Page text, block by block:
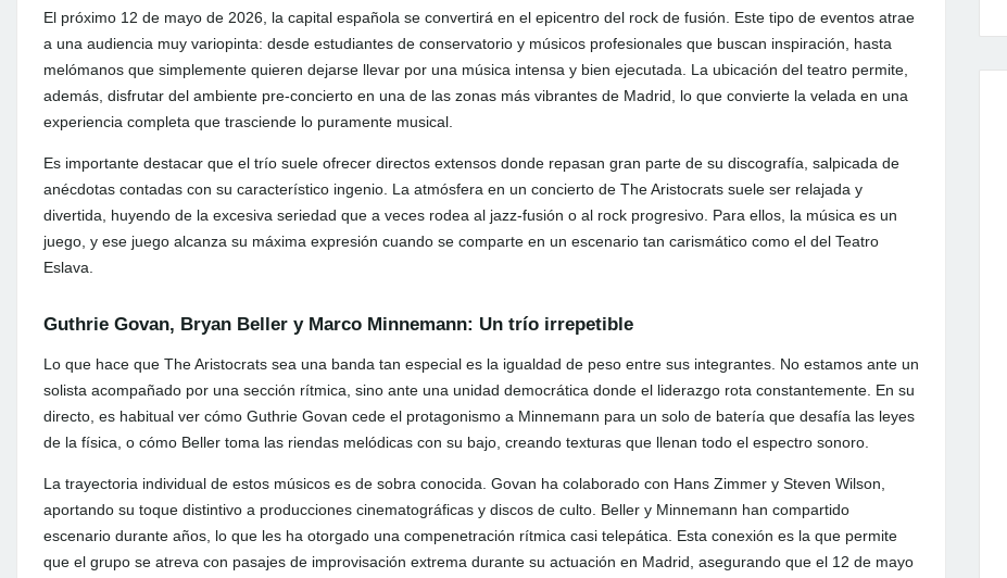
El próximo 12 de mayo de 2026, la capital española se convertirá en el epicentro del rock de fusión. Este tipo de eventos atrae
a una audiencia muy variopinta: desde estudiantes de conservatorio y músicos profesionales que buscan inspiración, hasta
melómanos que simplemente quieren dejarse llevar por una música intensa y bien ejecutada. La ubicación del teatro permite,
además, disfrutar del ambiente pre-concierto en una de las zonas más vibrantes de Madrid, lo que convierte la velada en una
experiencia completa que trasciende lo puramente musical.
Es importante destacar que el trío suele ofrecer directos extensos donde repasan gran parte de su discografía, salpicada de
anécdotas contadas con su característico ingenio. La atmósfera en un concierto de The Aristocrats suele ser relajada y
divertida, huyendo de la excesiva seriedad que a veces rodea al jazz-fusión o al rock progresivo. Para ellos, la música es un
juego, y ese juego alcanza su máxima expresión cuando se comparte en un escenario tan carismático como el del Teatro
Eslava.
Guthrie Govan, Bryan Beller y Marco Minnemann: Un trío irrepetible
Lo que hace que The Aristocrats sea una banda tan especial es la igualdad de peso entre sus integrantes. No estamos ante un
solista acompañado por una sección rítmica, sino ante una unidad democrática donde el liderazgo rota constantemente. En su
directo, es habitual ver cómo Guthrie Govan cede el protagonismo a Minnemann para un solo de batería que desafía las leyes
de la física, o cómo Beller toma las riendas melódicas con su bajo, creando texturas que llenan todo el espectro sonoro.
La trayectoria individual de estos músicos es de sobra conocida. Govan ha colaborado con Hans Zimmer y Steven Wilson,
aportando su toque distintivo a producciones cinematográficas y discos de culto. Beller y Minnemann han compartido
escenario durante años, lo que les ha otorgado una compenetración rítmica casi telepática. Esta conexión es la que permite
que el grupo se atreva con pasajes de improvisación extrema durante su actuación en Madrid, asegurando que el 12 de mayo